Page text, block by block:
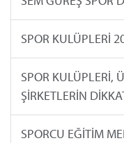
SPOR KULÜPLERİ
SPOR KULÜPLERİ,
ŞİRKETLERİN
SPORCU EĞİTİM